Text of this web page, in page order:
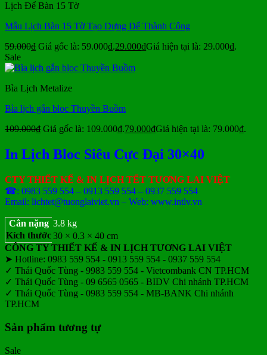
Lịch Để Bàn 15 Tờ
Mẫu Lịch Bàn 15 Tờ Tạo Dựng Để Thành Công
59.000₫ Giá gốc là: 59.000₫.29.000₫Giá hiện tại là: 29.000₫.
Sale
Bìa Lịch Metalize
Bìa lịch gắn bloc Thuyền Buồm
109.000₫ Giá gốc là: 109.000₫.79.000₫Giá hiện tại là: 79.000₫.
In Lịch Bloc Siêu Cực Đại 30×40
CTY THIẾT KẾ & IN LỊCH TẾT TƯƠNG LAI VIỆT
☎: 0983 559 554 – 0913 559 554 – 0937 559 554
Email: lichtet@tuonglaiviet.vn – Web: www.intlv.vn
Cân nặng 3.8 kg
Kích thước30 × 0.3 × 40 cm
CÔNG TY THIẾT KẾ & IN LỊCH TƯƠNG LAI VIỆT
➤ Hotline: 0983 559 554 - 0913 559 554 - 0937 559 554
✓ Thái Quốc Tùng - 9983 559 554 - Vietcombank CN TP.HCM
✓ Thái Quốc Tùng - 09 6565 0565 - BIDV Chi nhánh TP.HCM
✓ Thái Quốc Tùng - 0983 559 554 - MB-BANK Chi nhánh
TP.HCM
Sản phẩm tương tự
Sale